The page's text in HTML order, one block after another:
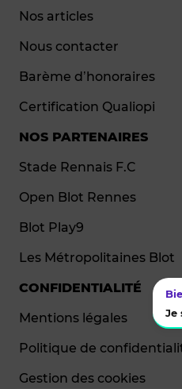
Nos articles
Nous contacter
Barème d’honoraires
Certification Qualiopi
NOS PARTENAIRES
Stade Rennais F.C
Open Blot Rennes
Blot Play9
Les Métropolitaines Blot
CONFIDENTIALITÉ
Mentions légales
Politique de
Gestion des cookies
Je